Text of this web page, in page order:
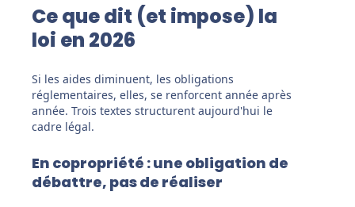
Ce que dit (et impose) la
loi en 2026
Si les aides diminuent, les obligations
réglementaires, elles, se renforcent année après
année. Trois textes structurent aujourd'hui le
cadre légal.
En copropriété : une obligation de
débattre, pas de réaliser